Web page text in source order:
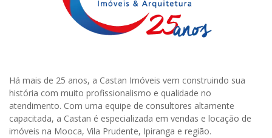
Há mais de 25 anos, a Castan Imóveis vem construindo sua
história com muito profissionalismo e qualidade no
atendimento. Com uma equipe de consultores altamente
capacitada, a Castan é especializada em vendas e locação de
imóveis na Mooca, Vila Prudente, Ipiranga e região.